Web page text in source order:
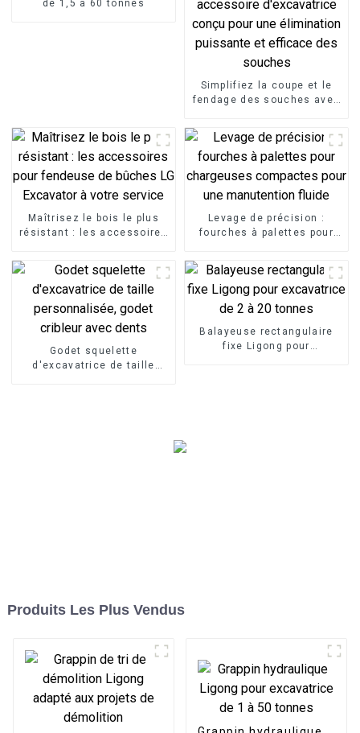
de 1,5 à 60 tonnes
Simplifiez la coupe et le
fendage des souches avec
d'excavatrice conçu pour
une élimination puissante
et efficace des souches
Maîtrisez le bois le plus
résistant : les accessoires
service
Levage de précision :
fourches à palettes pour
fluide
Godet squelette
d'excavatrice de taille
Balayeuse rectangulaire
fixe Ligong pour
Produits Les Plus Vendus